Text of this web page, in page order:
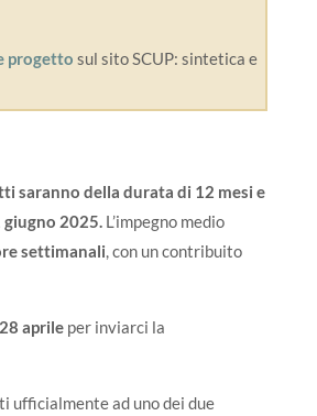
progetto sul sito SCUP: sintetica e
saranno della durata di 12 mesi e
giugno 2025.L’impegno medio
settimanali, con un contribuito
28 aprile per inviarci la
ufficialmente ad uno dei due